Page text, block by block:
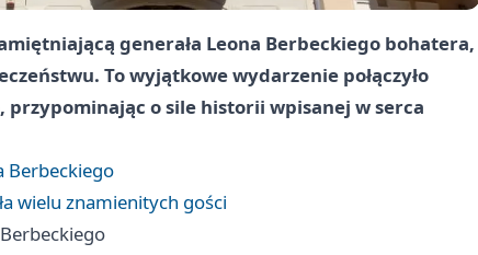
generała Leona Berbeckiego bohatera,
To wyjątkowe wydarzenie połączyło
o sile historii wpisanej w serca
Berbeckiego
wielu znamienitych gości